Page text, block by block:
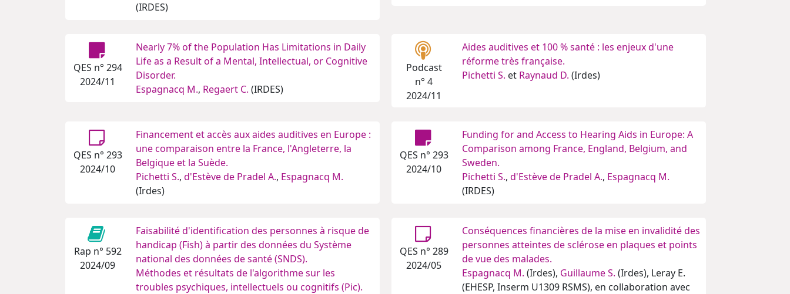
(IRDES)
QES n° 294
2024/11
Nearly 7% of the Population Has Limitations in Daily
Life as a Result of a Mental, Intellectual, or Cognitive
Disorder.
Espagnacq M., Regaert C. (IRDES)
Podcast
n° 4
2024/11
Aides auditives et 100 % santé : les enjeux d'une
réforme très française.
Pichetti S. et Raynaud D. (Irdes)
QES n° 293
2024/10
Financement et accès aux aides auditives en Europe :
une comparaison entre la France, l'Angleterre, la
Belgique et la Suède.
Pichetti S., d'Estève de Pradel A., Espagnacq M.
(Irdes)
QES n° 293
2024/10
Funding for and Access to Hearing Aids in Europe: A
Comparison among France, England, Belgium, and
Sweden.
Pichetti S., d'Estève de Pradel A., Espagnacq M.
(IRDES)
Rap n° 592
2024/09
Faisabilité d'identification des personnes à risque de
handicap (Fish) à partir des données du Système
national des données de santé (SNDS).
Méthodes et résultats de l'algorithme sur les
troubles psychiques, intellectuels ou cognitifs (Pic).
QES n° 289
2024/05
Conséquences financières de la mise en invalidité des
personnes atteintes de sclérose en plaques et points
de vue des malades.
Espagnacq M. (Irdes), Guillaume S. (Irdes), Leray E.
(EHESP, Inserm U1309 RSMS), en collaboration avec